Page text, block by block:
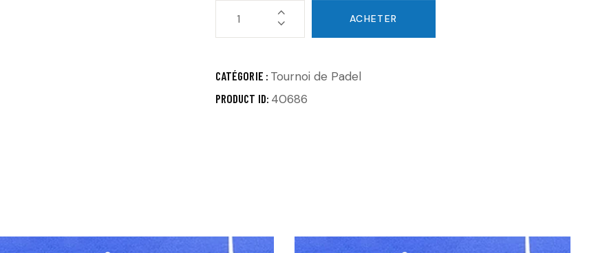
ACHETER
CATÉGORIE : Tournoi de Padel
PRODUCT ID: 40686